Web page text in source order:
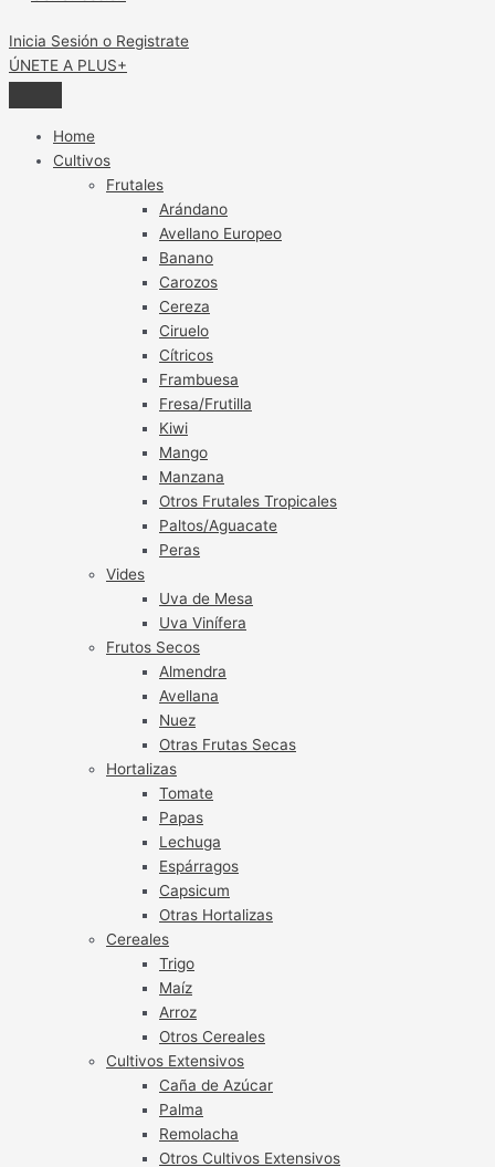
Inicia Sesión o Registrate
ÚNETE A PLUS+
Home
Cultivos
Frutales
Arándano
Avellano Europeo
Banano
Carozos
Cereza
Ciruelo
Cítricos
Frambuesa
Fresa/Frutilla
Kiwi
Mango
Manzana
Otros Frutales Tropicales
Paltos/Aguacate
Peras
Vides
Uva de Mesa
Uva Vinífera
Frutos Secos
Almendra
Avellana
Nuez
Otras Frutas Secas
Hortalizas
Tomate
Papas
Lechuga
Espárragos
Capsicum
Otras Hortalizas
Cereales
Trigo
Maíz
Arroz
Otros Cereales
Cultivos Extensivos
Caña de Azúcar
Palma
Remolacha
Otros Cultivos Extensivos